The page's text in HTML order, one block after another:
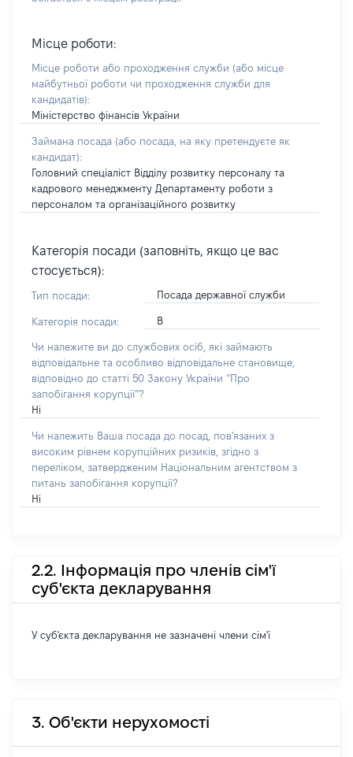
Місце роботи:
Місце роботи або проходження служби (або місце
майбутньої роботи чи проходження служби для
кандидатів):
Міністерство фінансів України
Займана посада (або посада, на яку претендуєте як
кандидат):
Головний спеціаліст Відділу розвитку персоналу та
кадрового менеджменту Департаменту роботи з
персоналом та організаційного розвитку
Категорія посади (заповніть, якщо це вас
стосується):
Тип посади: Посада державної служби
Категорія посади: В
Чи належите ви до службових осіб, які займають
відповідальне та особливо відповідальне становище,
відповідно до статті 50 Закону України “Про
запобігання корупції”?
Ні
Чи належить Ваша посада до посад, пов'язаних з
високим рівнем корупційних ризиків, згідно з
переліком, затвердженим Національним агентством з
питань запобігання корупції?
Ні
2.2. Інформація про членів сім'ї
суб'єкта декларування
У суб'єкта декларування не зазначені члени сім'ї
3. Об'єкти нерухомості